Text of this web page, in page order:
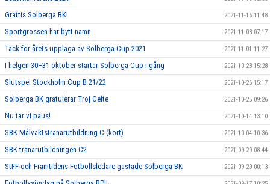
Grattis Solberga BK! 2021-11-16 11:48
Sportgrossen har bytt namn. 2021-11-03 07:17
Tack för årets upplaga av Solberga Cup 2021 2021-11-01 11:27
I helgen 30–31 oktober startar Solberga Cup i gång 2021-10-28 15:28
Slutspel Stockholm Cup B 21/22 2021-10-26 15:17
Solberga BK gratulerar Troj Celte 2021-10-25 09:26
Nu tar vi paus! 2021-10-14 13:10
SBK Målvaktstränarutbildning C (kort) 2021-10-04 10:36
SBK tränarutbildningen C2 2021-09-29 08:44
StFF och Framtidens Fotbollsledare gästade Solberga BK 2021-09-29 00:13